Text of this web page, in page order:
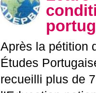
Après la pétition
Études
recueilli plus de